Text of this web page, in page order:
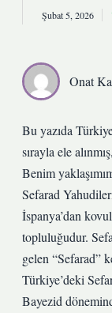
Şubat 5, 2026
Onat
Bu yazıda
sırayla ele
Benim
Sefarad
İspanya’dan
topluluğudur.
gelen “Sefarad”
Türkiye’deki
Bayezid